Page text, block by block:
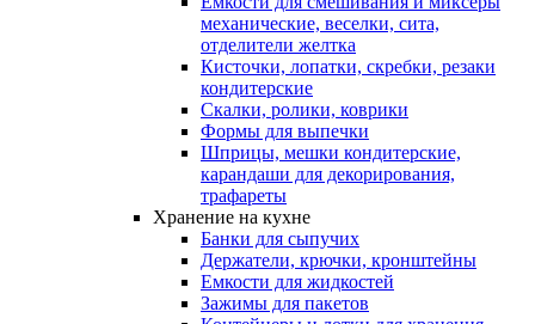
механические, веселки, сита,
отделители желтка
Кисточки, лопатки, скребки, резаки
кондитерские
Скалки, ролики, коврики
Формы для выпечки
Шприцы, мешки кондитерские,
карандаши для декорирования,
трафареты
Хранение на кухне
Банки для сыпучих
Держатели, крючки, кронштейны
Емкости для жидкостей
Зажимы для пакетов